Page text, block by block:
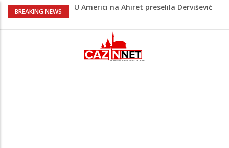
BREAKING NEWS
U Americi na Ahiret preselila Dervišević
Američki kongresmeni traže od Trumpa:
Vratite sankcije zvaničnicima iz
Republike Srpske
Lana Pudar predvodi BiH na EP: Pariz